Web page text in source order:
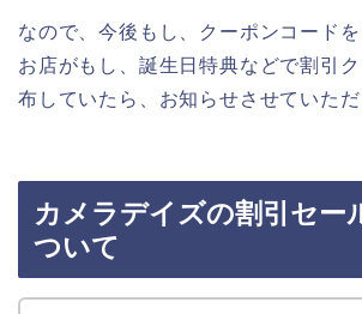
なので、今後もし、クーポンコード
お店がもし、誕生日特典などで割引
布していたら、お知らせさせていた
カメラデイズの割引セー
ついて